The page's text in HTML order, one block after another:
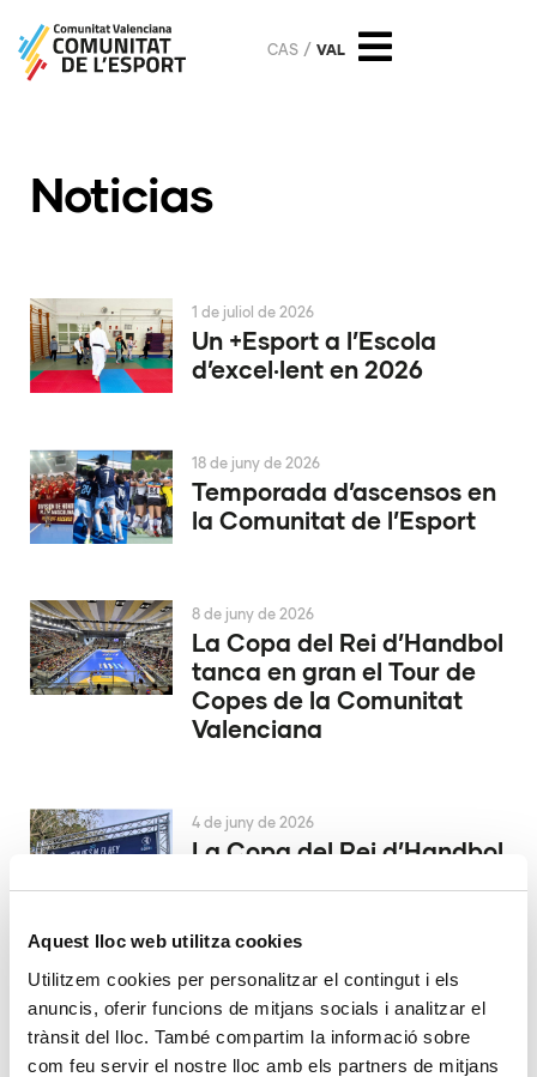
Aquest lloc web utilitza cookies
Utilitzem cookies per personalitzar el contingut i els
anuncis, oferir funcions de mitjans socials i analitzar el
trànsit del lloc. També compartim la informació sobre
com feu servir el nostre lloc amb els partners de mitjans
CAS VAL
Noticias
Un +Esport a l’Escola
d’excel·lent en 2026
1 de juliol de 2026
Temporada d’ascensos en
la Comunitat de l’Esport
18 de juny de 2026
La Copa del Rei d’Handbol
tanca en gran el Tour de
Copes de la Comunitat
Valenciana
8 de juny de 2026
La Copa del Rei d’Handbol
4 de juny de 2026
El València Club d’Hoquei
ascendix a la màxima
catogoría
29 de maig de 2026